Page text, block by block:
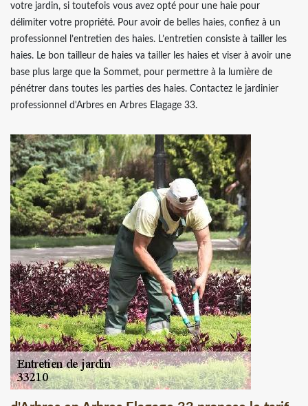
votre jardin, si toutefois vous avez opté pour une haie pour
délimiter votre propriété. Pour avoir de belles haies, confiez à un
professionnel l’entretien des haies. L’entretien consiste à tailler les
haies. Le bon tailleur de haies va tailler les haies et viser à avoir une
base plus large que la Sommet, pour permettre à la lumière de
pénétrer dans toutes les parties des haies. Contactez le jardinier
professionnel d'Arbres en Arbres Elagage 33.